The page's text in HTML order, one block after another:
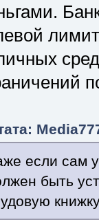
если сам
быть